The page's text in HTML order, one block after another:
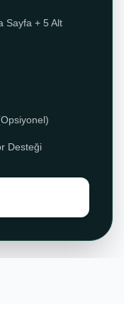
Sayfa + 5 Alt
Desteği